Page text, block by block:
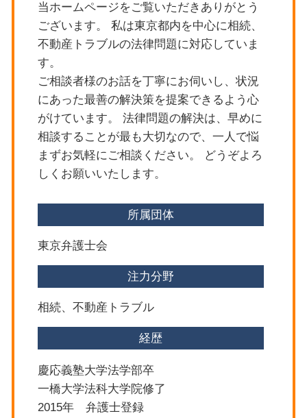
債権回収 督促
労働問題 パワハラ 相談
離婚 準備
世田谷区 法律問題
新宿区 隣人トラブル
新宿区 不動産トラブル
新宿区 立退きトラブル
世田谷区 刑事事件
杉並区 不動産トラブル
当ホームページをご覧いただきありがとう
ございます。 私は東京都内を中心に相続、
不動産トラブルの法律問題に対応していま
す。
ご相談者様のお話を丁寧にお伺いし、状況
にあった最善の解決策を提案できるよう心
がけています。 法律問題の解決は、早めに
相談することが最も大切なので、一人で悩
まずお気軽にご相談ください。 どうぞよろ
しくお願いいたします。
所属団体
東京弁護士会
注力分野
相続、不動産トラブル
経歴
慶応義塾大学法学部卒
一橋大学法科大学院修了
2015年 弁護士登録